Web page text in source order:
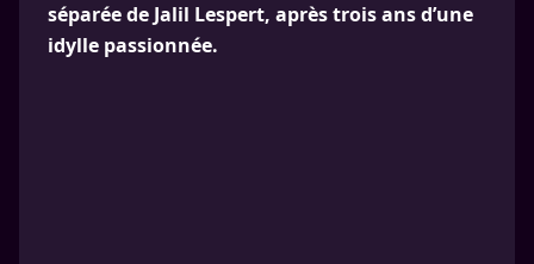
séparée de Jalil Lespert, après trois ans d’une
idylle passionnée.